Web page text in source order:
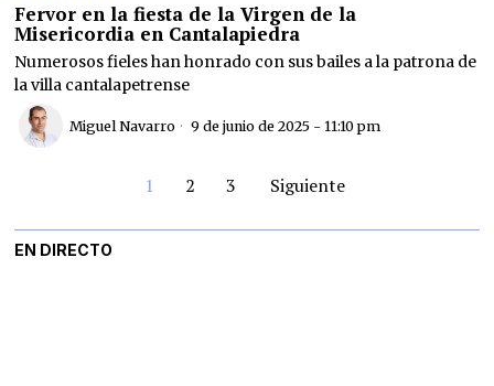
Fervor en la fiesta de la Virgen de la
Misericordia en Cantalapiedra
Numerosos fieles han honrado con sus bailes a la patrona de
la villa cantalapetrense
Miguel Navarro 9 de junio de 2025 - 11:10 pm
1 2 3 Siguiente
EN DIRECTO